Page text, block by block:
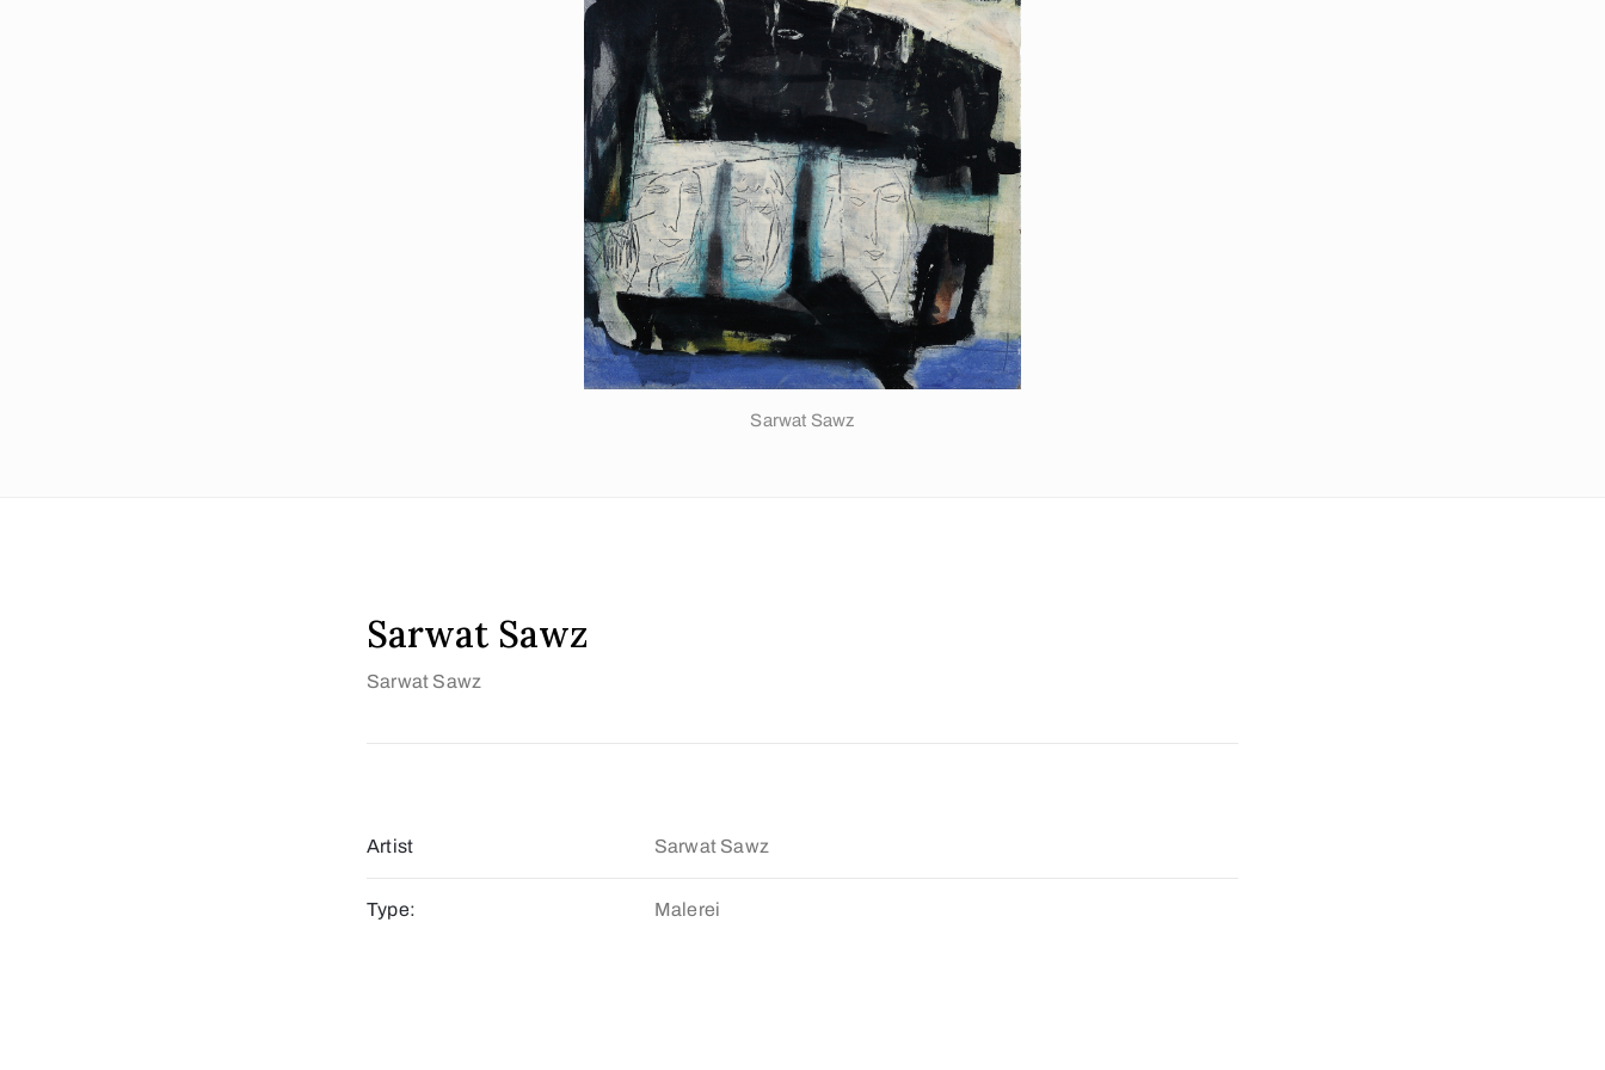
Sarwat Sawz
Sarwat Sawz
Sarwat Sawz
Artist Sarwat Sawz
Type: Malerei